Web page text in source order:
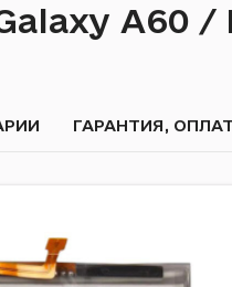
A60 /
ГАРАНТИЯ,